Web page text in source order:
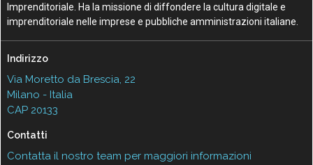
Imprenditoriale. Ha la missione di diffondere la cultura digitale e
imprenditoriale nelle imprese e pubbliche amministrazioni italiane.
Indirizzo
Via Moretto da Brescia, 22
Milano - Italia
CAP 20133
Contatti
Contatta il nostro team per maggiori informazioni